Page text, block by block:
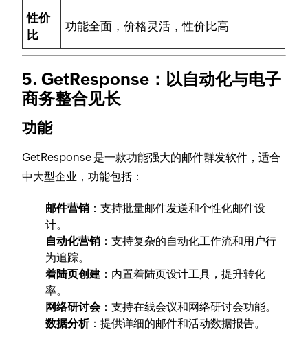
性价
比
功能全面，价格灵活，性价比高
5. GetResponse：以自动化与电子
商务整合见长
功能
GetResponse 是一款功能强大的邮件群发软件，适合
中大型企业，功能包括：
邮件营销 ：支持批量邮件发送和个性化邮件设
计。
自动化营销 ：支持复杂的自动化工作流和用户行
为追踪。
着陆页创建 ：内置着陆页设计工具，提升转化
率。
网络研讨会：支持在线会议和网络研讨会功能。
数据分析：提供详细的邮件和活动数据报告。